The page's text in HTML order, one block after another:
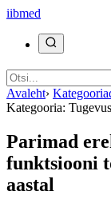
iibmed
Avaleht›
Kategooria:
Parimad
funktsiooni
aastal